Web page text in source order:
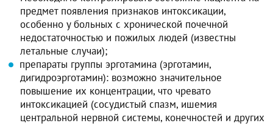
предмет появления признаков интоксикации,
особенно у больных с хронической почечной
недостаточностью и пожилых людей (известны
летальные случаи);
препараты группы эрготамина (эрготамин,
дигидроэрготамин): возможно значительное
повышение их концентрации, что чревато
интоксикацией (сосудистый спазм, ишемия
центральной нервной системы, конечностей и других